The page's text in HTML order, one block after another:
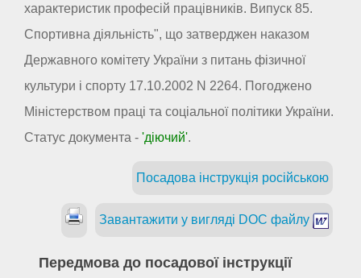
характеристик професій працівників. Випуск 85.
Спортивна діяльність", що затверджен наказом
Державного комітету України з питань фізичної
культури і спорту 17.10.2002 N 2264. Погоджено
Міністерством праці та соціальної політики України.
Статус документа - 'діючий'.
Посадова інструкція російською
Завантажити у вигляді DOC файлу
Передмова до посадової інструкції